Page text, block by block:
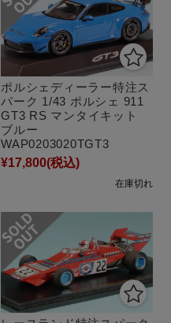
ポルシェディーラー特注ス
パーク 1/43 ポルシェ 911
GT3 RS マンタイキット
ブルー
WAP0203020TGT3
¥17,800(税込)
在庫切れ